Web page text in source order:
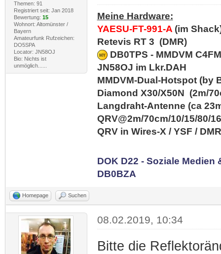
Themen: 91
Registriert seit: Jan 2018
Bewertung: 15
Wohnort: Altomünster /
Bayern
Amateurfunk Rufzeichen:
DO5SPA
Locator: JN58OJ
Bio: Nichts ist
unmöglich......
Meine Hardware:
YAESU-FT-991-A(im
Retevis RT 3 (DMR)
DB0TPS - MMDVM
JN58OJ im Lkr.DAH
MMDVM-Dual-Hotspot (by
Diamond X30/X50N (2m/
Langdraht-Antenne (ca
QRV@2m/70cm/10/15/80/
QRV in Wires-X / YSF /
DOK D22 - Soziale
DB0BZA
Homepage Suchen
08.02.2019, 10:34
Bitte die